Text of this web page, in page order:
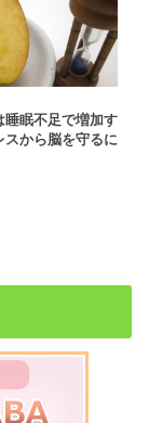
睡眠不足で増加す
スから脳を守るに